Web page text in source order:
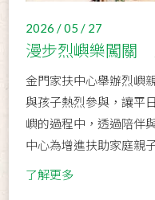
2026 / 05 / 27
漫步烈嶼樂闖關
金門家扶中心舉辦烈嶼
與孩子熱烈參與，讓平
嶼的過程中，透過陪伴
中心為增進扶助家庭親
了解更多